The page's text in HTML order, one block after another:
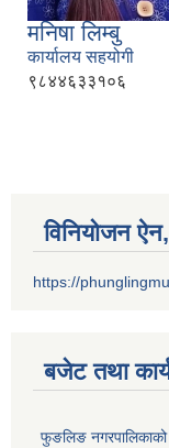
मनिषा लिम्बु
कार्यालय सहयोगी
९८४४६३३१०६
विनियोजन
https://
बजेट तथा
फुङलिङ